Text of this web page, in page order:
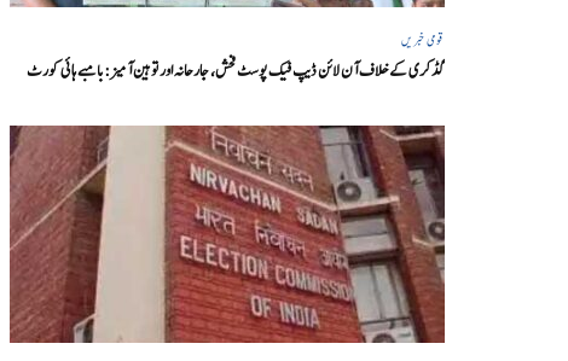
قومی خبریں
گڈکری کے خلاف آن لائن ڈیپ فیک پوسٹ فحش، جارحانہ اور توہین آمیز:بامبے ہائی کورٹ